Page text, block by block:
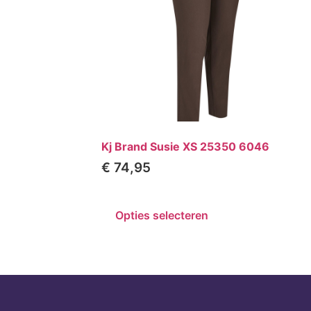
Kj Brand Susie XS 25350 6046
€ 74,95
Opties selecteren